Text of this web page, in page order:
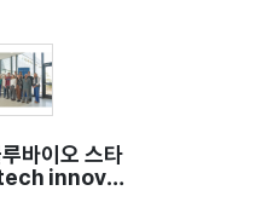
innovat